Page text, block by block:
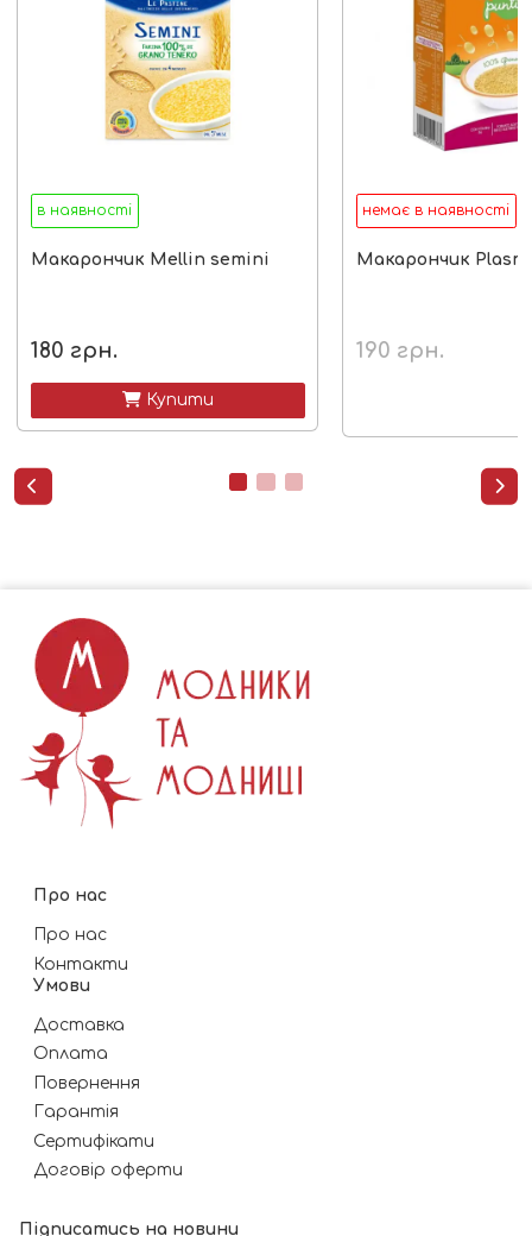
в наявності
Макарончик Mellin semini
180 грн.
 Купити
немає в наявності
Макарончик
190 грн.
 
Про нас
Про нас
Контакти
Умови
Доставка
Оплата
Повернення
Гарантія
Сертифікати
Договір оферти
Підписатись на новини